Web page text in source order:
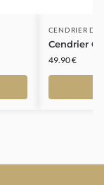
CENDRIER
Cendrier
49.90€